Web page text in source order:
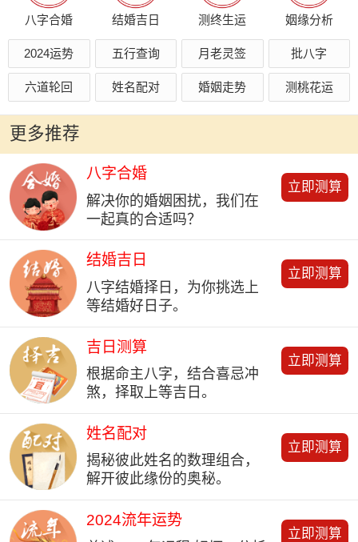
八字合婚 结婚吉日 测终生运 姻缘分析
2024运势 五行查询 月老灵签 批八字
六道轮回 姓名配对 婚姻走势 测桃花运
更多推荐
八字合婚
解决你的婚姻困扰，我们在
一起真的合适吗？
立即测算
结婚吉日
八字结婚择日，为你挑选上
等结婚好日子。
立即测算
吉日测算
根据命主八字，结合喜忌冲
煞，择取上等吉日。
立即测算
姓名配对
揭秘彼此姓名的数理组合，
解开彼此缘份的奥秘。
立即测算
2024流年运势
立即测算